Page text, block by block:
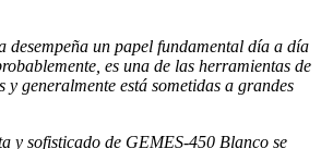
desempeña un papel fundamental día a día
es una de las herramientas de
y generalmente está sometidas a grandes
y sofisticado de GEMES-450 Blanco se